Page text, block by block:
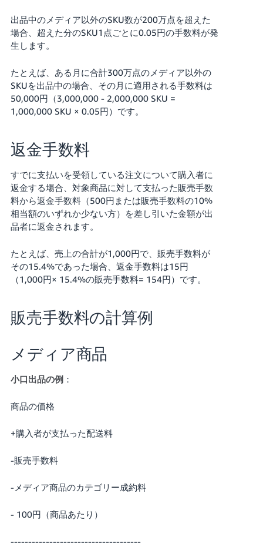
出品中のメディア以外のSKU数が200万点を超えた
場合、超えた分のSKU1点ごとに0.05円の手数料が発
生します。
たとえば、ある月に合計300万点のメディア以外の
SKUを出品中の場合、その月に適用される手数料は
50,000円（3,000,000 - 2,000,000 SKU =
1,000,000 SKU × 0.05円）です。
返金手数料
すでに支払いを受領している注文について購入者に
返金する場合、対象商品に対して支払った販売手数
料から返金手数料（500円または販売手数料の10%
相当額のいずれか少ない方）を差し引いた金額が出
品者に返金されます。
たとえば、売上の合計が1,000円で、販売手数料が
その15.4%であった場合、返金手数料は15円
（1,000円× 15.4%の販売手数料= 154円）です。
販売手数料の計算例
メディア商品
小口出品の例：
商品の価格
+購入者が支払った配送料
-販売手数料
-メディア商品のカテゴリー成約料
- 100円（商品あたり）
-------------------------------------